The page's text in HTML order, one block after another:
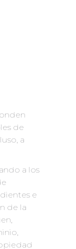
de
a
a los
e
de la